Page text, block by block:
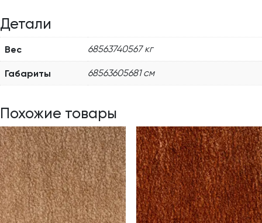
Детали
Вес 68563740567 кг
Габариты 68563605681 см
Похожие товары